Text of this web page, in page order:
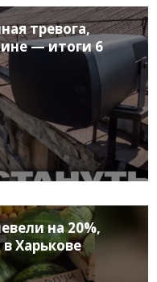
тревога,
— итоги 6
на 20%,
Харькове